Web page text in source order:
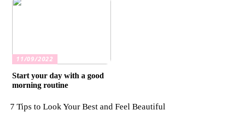
11/09/2022
Start your day with a good
morning routine
7 Tips to Look Your Best and Feel Beautiful